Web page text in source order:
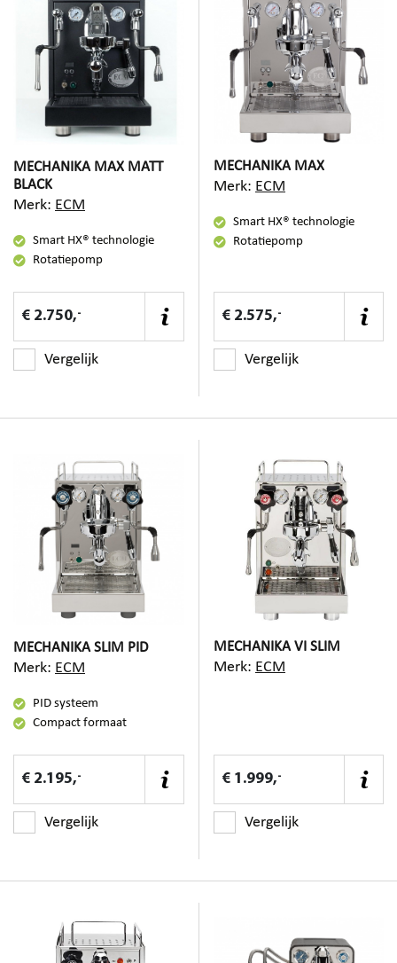
MECHANIKA MAX MATT
BLACK
Merk: ECM
Smart HX® technologie
Rotatiepomp
€ 2.750,-
Vergelijk
MECHANIKA MAX
Merk: ECM
Smart HX® technologie
Rotatiepomp
€ 2.575,-
Vergelijk
MECHANIKA SLIM PID
Merk: ECM
PID systeem
Compact formaat
€ 2.195,-
Vergelijk
MECHANIKA VI SLIM
Merk: ECM
€ 1.999,-
Vergelijk